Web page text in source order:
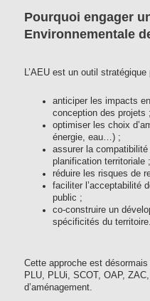
Pourquoi engager
Environnementale
L’AEU est un outil
anticiper les impacts
conception des projets ;
optimiser les choix
énergie, eau…) ;
assurer la
planification territoriale ;
réduire les risques de
faciliter l’acceptabilité
public ;
co-construire un
spécificités du territoire.
Cette approche est
PLU, PLUi, SCOT, OAP,
d’aménagement.